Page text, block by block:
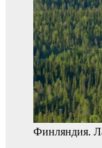
Финляндия.